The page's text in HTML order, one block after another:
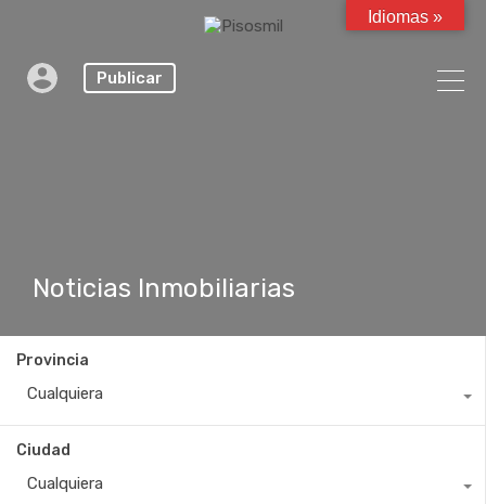
Publicar
Noticias Inmobiliarias
Provincia
Cualquiera
Ciudad
Cualquiera
Idiomas »